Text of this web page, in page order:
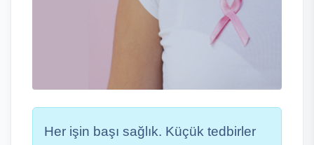
Her işin başı sağlık. Küçük tedbirler